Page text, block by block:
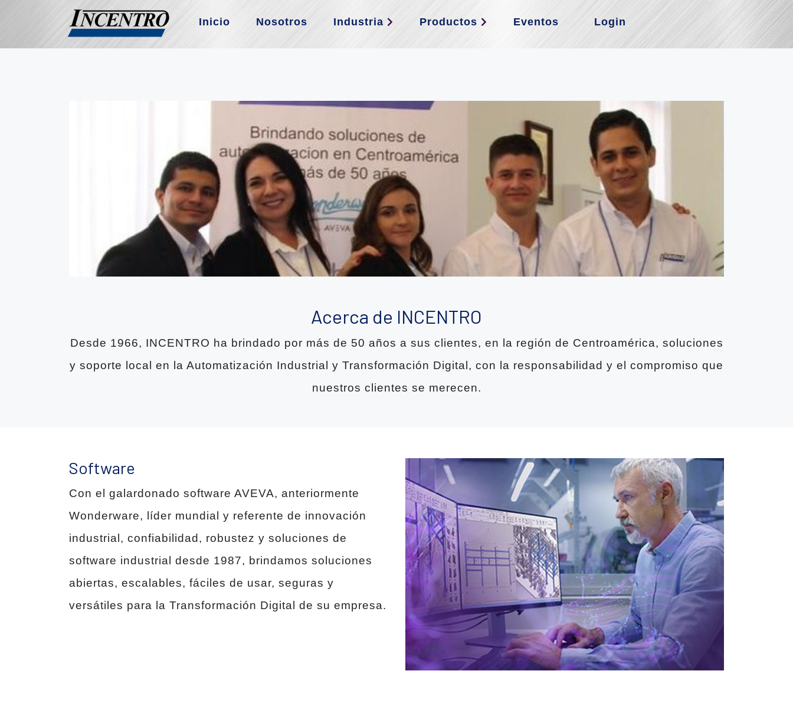
Inicio Nosotros Industria Productos Eventos Login
Acerca de INCENTRO
Desde 1966, INCENTRO ha brindado por más de 50 años a sus clientes, en la región de Centroamérica, soluciones
y soporte local en la Automatización Industrial y Transformación Digital, con la responsabilidad y el compromiso que
nuestros clientes se merecen.
Software
Con el galardonado software AVEVA, anteriormente
Wonderware, líder mundial y referente de innovación
industrial, confiabilidad, robustez y soluciones de
software industrial desde 1987, brindamos soluciones
abiertas, escalables, fáciles de usar, seguras y
versátiles para la Transformación Digital de su empresa.